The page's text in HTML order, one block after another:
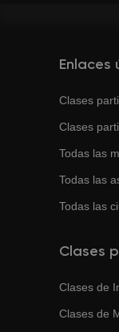
Enlaces
Clases
Clases
Todas las
Todas las
Todas las
Clases
Clases de
Clases de